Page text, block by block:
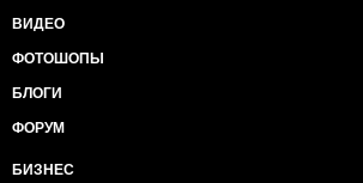
ВИДЕО
ФОТОШОПЫ
БЛОГИ
ФОРУМ
БИЗНЕС